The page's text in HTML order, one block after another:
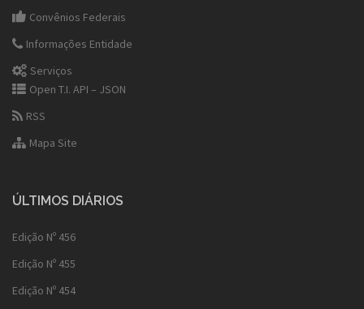
Convênios Federais
Informações Entidade
Serviços
Open T.I. API – JSON
RSS
Mapa Site
ÚLTIMOS DIÁRIOS
Edição Nº 456
Edição Nº 455
Edição Nº 454